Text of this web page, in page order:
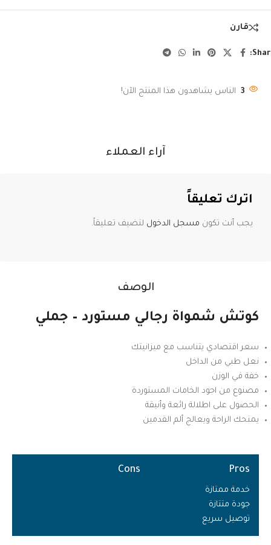
قارن
3 الناس يشاهدون هذا المنتج الآن!
الوصف
كوتش شمواة رجالي مستورد – جملي
سعر اقتصادي يتناسب مع ميزانيتك
نعل طبي من الداخل
خفة في الوزن
مصنوع من اجود الخامات المستوردة
الحصول على اطلالة رائعة وأنيقة
يمنحك الراحة ويعالج ألم القدمين
Pros
خدمة ممتازة
جودة متتازة
توصيل سريع
Cons
آراء العملاء
اترك تعليقاً
يجب أنت تكون مسجل الدخول لتضيف تعليقاً.